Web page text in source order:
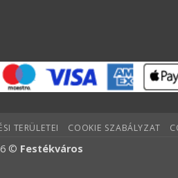
TERÜLETEI COOKIE SZABÁLYZAT
© Festékváros